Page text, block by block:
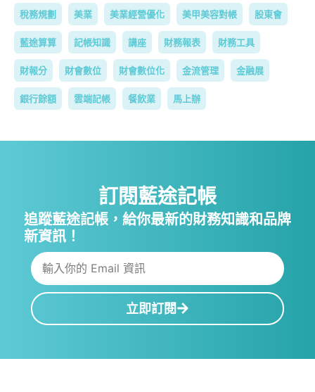
稅務規劃 美業 美業經營優化 美甲美容對帳 股東會
藍途算算 記帳知識 講座 財務報表 財務工具
財報分 財會數位 財會數位化 金流管理 金融展
銀行餘額 雲端記帳 餐飲業 馬上辦
訂閱藍途記帳
追蹤藍途記帳，給你最新的財務知識和品牌
新資訊！
立即訂閱